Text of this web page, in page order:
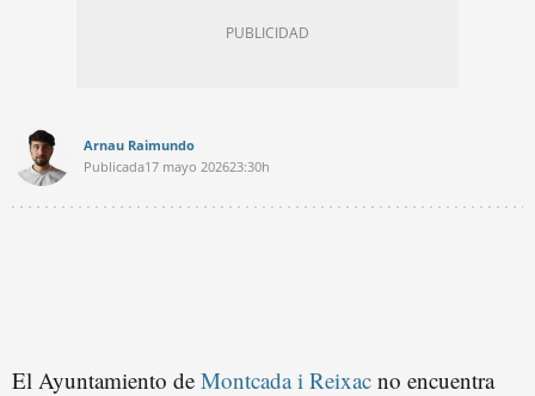
Arnau Raimundo
Publicada17 mayo 202623:30h
El Ayuntamiento de Montcada i Reixac no encuentra